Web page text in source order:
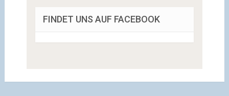
FINDET UNS AUF FACEBOOK